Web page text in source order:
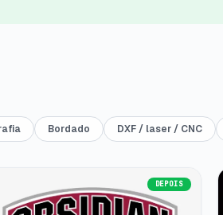
Bordado DXF / laser / CNC
DEPOIS